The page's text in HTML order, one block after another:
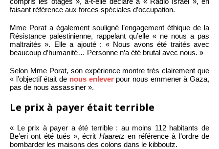
faisant référence aux forces spéciales d’occupation.
Mme Porat a également souligné l’engagement éthique de la
Résistance palestinienne, rappelant qu’elle « ne nous a pas
maltraités ». Elle a ajouté : « Nous avons été traités avec
beaucoup d’humanité… Personne n’a été brutal avec nous. »
Selon Mme Porat, son expérience montre très clairement que
« l’objectif était de nous enleverpour nous emmener à Gaza,
pas de nous assassiner ».
Le prix à payer était terrible
« Le prix à payer a été terrible : au moins 112 habitants de
Be’eri ont été tués », écrit Haaretzen référence à l’ordre de
bombarder les maisons des colons dans le kibboutz.